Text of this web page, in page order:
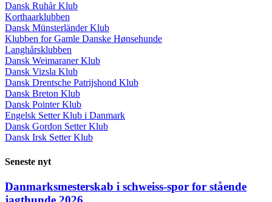
Dansk Ruhår Klub
Korthaarklubben
Dansk Münsterländer Klub
Klubben for Gamle Danske Hønsehunde
Langhårsklubben
Dansk Weimaraner Klub
Dansk Vizsla Klub
Dansk Drentsche Patrijshond Klub
Dansk Breton Klub
Dansk Pointer Klub
Engelsk Setter Klub i Danmark
Dansk Gordon Setter Klub
Dansk Irsk Setter Klub
Seneste nyt
Danmarksmesterskab i schweiss-spor for stående